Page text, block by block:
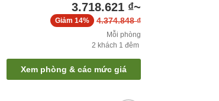
3.718.621 ₫~
4.374.848 ₫
Giảm 14%
Mỗi phòng
2 khách 1 đêm
Xem phòng & các mức giá